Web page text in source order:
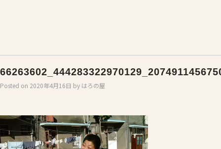
Posted on 2020年4月16日 by はろの屋